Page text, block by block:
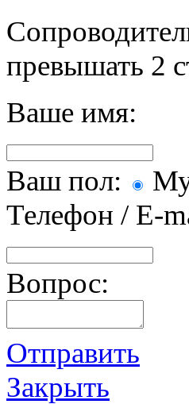
превышать 2
Ваше имя:
Ваш пол:
Телефон / E-
Вопрос:
Отправить
Закрыть